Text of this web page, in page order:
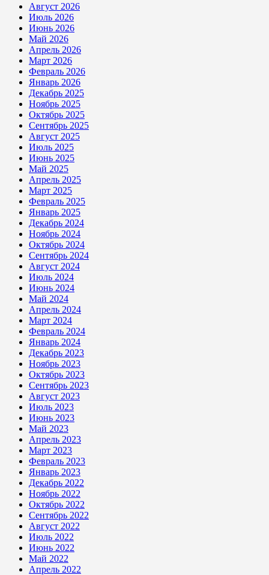
Август 2026
Июль 2026
Июнь 2026
Май 2026
Апрель 2026
Март 2026
Февраль 2026
Январь 2026
Декабрь 2025
Ноябрь 2025
Октябрь 2025
Сентябрь 2025
Август 2025
Июль 2025
Июнь 2025
Май 2025
Апрель 2025
Март 2025
Февраль 2025
Январь 2025
Декабрь 2024
Ноябрь 2024
Октябрь 2024
Сентябрь 2024
Август 2024
Июль 2024
Июнь 2024
Май 2024
Апрель 2024
Март 2024
Февраль 2024
Январь 2024
Декабрь 2023
Ноябрь 2023
Октябрь 2023
Сентябрь 2023
Август 2023
Июль 2023
Июнь 2023
Май 2023
Апрель 2023
Март 2023
Февраль 2023
Январь 2023
Декабрь 2022
Ноябрь 2022
Октябрь 2022
Сентябрь 2022
Август 2022
Июль 2022
Июнь 2022
Май 2022
Апрель 2022